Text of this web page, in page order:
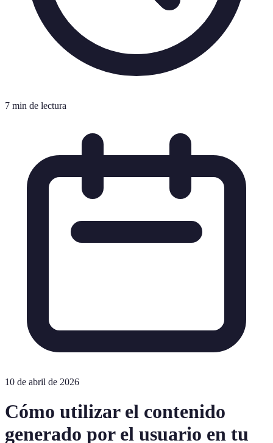
7 min de lectura
10 de abril de 2026
Cómo utilizar el contenido
generado por el usuario en tu